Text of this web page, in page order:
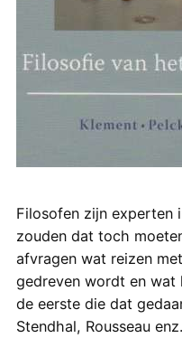
Filosofen zijn experten
zouden dat toch
afvragen wat reizen
gedreven wordt en wat
de eerste die dat
Stendhal, Rousseau